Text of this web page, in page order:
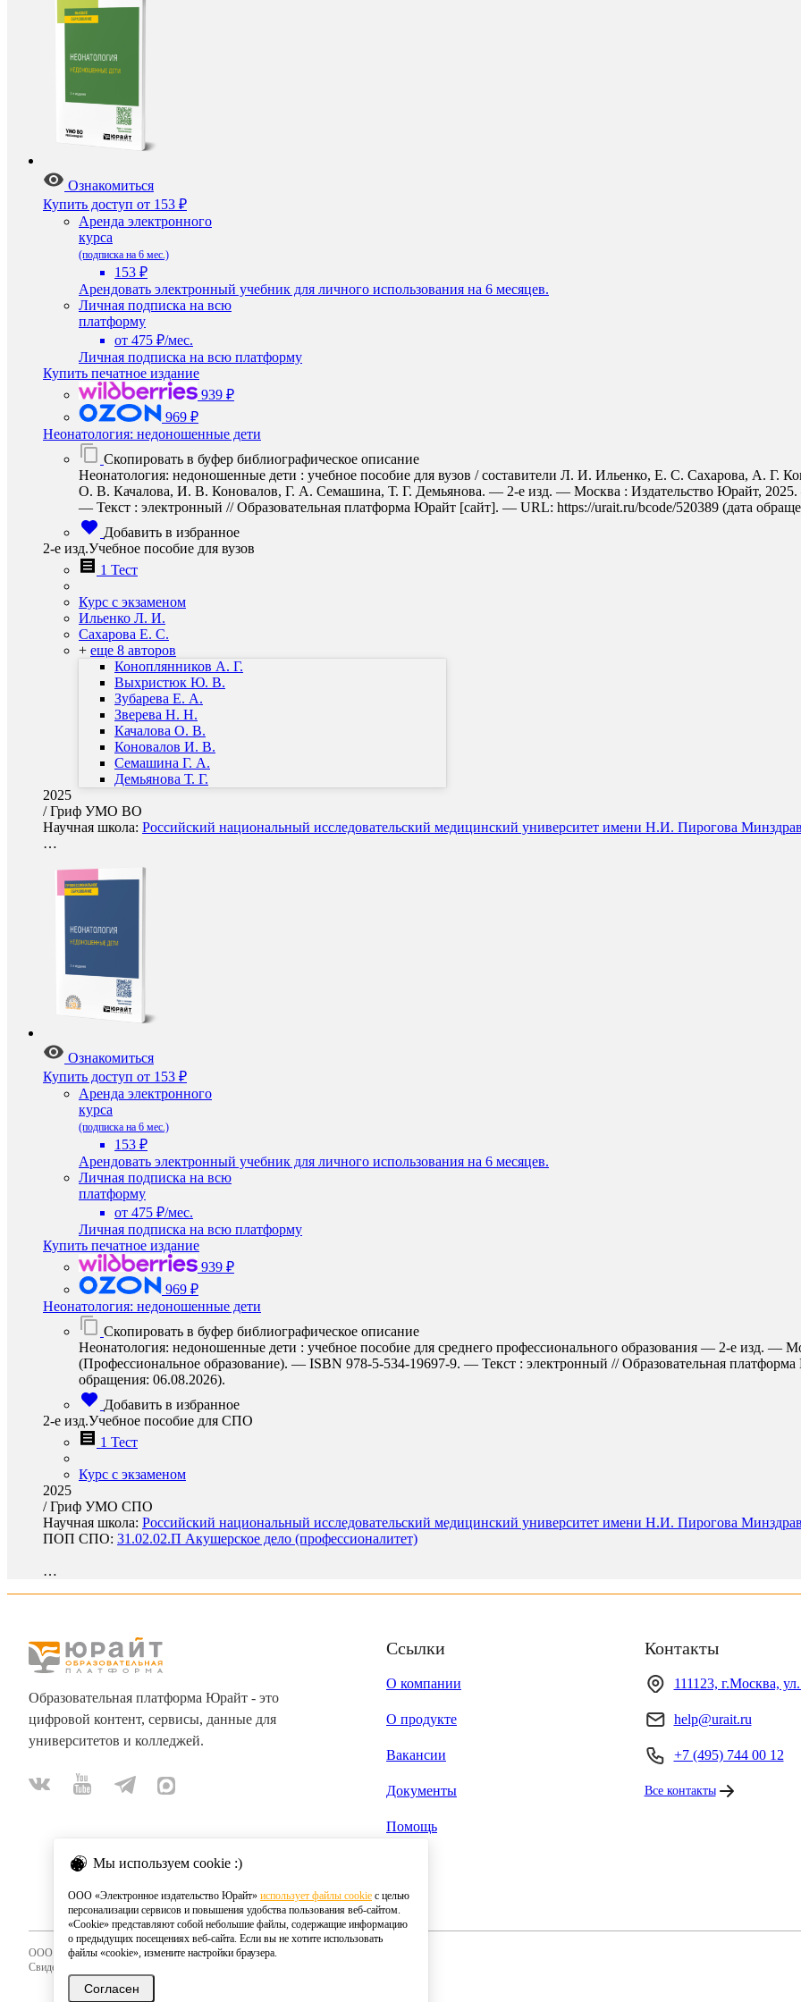
Ознакомиться
Купить доступ от 153 ₽
Аренда электронного
курса
(подписка на 6 мес.)
153 ₽
Арендовать электронный учебник для личного использования на 6 месяцев.
Личная подписка на всю
платформу
от 475 ₽/мес.
Личная подписка на всю платформу
Купить печатное издание
939 ₽
969 ₽
Неонатология: недоношенные дети
Скопировать в буфер библиографическое описание
Неонатология: недоношенные дети : учебное пособие для вузов / составители Л. И. Ильенко, Е. С. Сахарова, А.
О. В. Качалова, И. В. Коновалов, Г. А. Семашина, Т. Г. Демьянова. — 2-е изд. — Москва : Издательство Юрайт,
— Текст : электронный // Образовательная платформа Юрайт [сайт]. — URL: https://urait.ru/bcode/520389 (дата
Добавить в избранное
2-е изд.Учебное пособие для вузов
1 Тест
Курс с экзаменом
Ильенко Л. И.
Сахарова Е. С.
+ еще 8 авторов
Коноплянников А. Г.
Выхристюк Ю. В.
Зубарева Е. А.
Зверева Н. Н.
Качалова О. В.
Коновалов И. В.
Семашина Г. А.
Демьянова Т. Г.
2025
/Гриф УМО ВО
Научная школа: Российский национальный исследовательский медицинский университет имени Н.И. Пирогова
…
Ознакомиться
Купить доступ от 153 ₽
Аренда электронного
курса
(подписка на 6 мес.)
153 ₽
Арендовать электронный учебник для личного использования на 6 месяцев.
Личная подписка на всю
платформу
от 475 ₽/мес.
Личная подписка на всю платформу
Купить печатное издание
939 ₽
969 ₽
Неонатология: недоношенные дети
Скопировать в буфер библиографическое описание
Неонатология: недоношенные дети : учебное пособие для среднего профессионального образования — 2-е изд.
(Профессиональное образование). — ISBN 978-5-534-19697-9. — Текст : электронный // Образовательная
обращения: 06.08.2026).
Добавить в избранное
2-е изд.Учебное пособие для СПО
1 Тест
Курс с экзаменом
2025
/Гриф УМО СПО
Научная школа: Российский национальный исследовательский медицинский университет имени Н.И. Пирогова
ПОП СПО: 31.02.02.П Акушерское дело (профессионалитет)
…
Мы используем cookie :)
ООО «Электронное издательство Юрайт» использует файлы cookie с целью
персонализации сервисов и повышения удобства пользования веб-сайтом.
«Cookie» представляют собой небольшие файлы, содержащие информацию
о предыдущих посещениях веб-сайта. Если вы не хотите использовать
файлы «cookie», измените настройки браузера.
Согласен
Образовательная платформа Юрайт - это
цифровой контент, сервисы, данные для
университетов и колледжей.
Ссылки
О компании
О продукте
Вакансии
Документы
Помощь
Контакты
111123, г.Москва,
help@urait.ru
+7 (495) 744 00 12
Все контакты
ООО «Электронное издательство Юрайт»
Свидетельство о регистрации СМИ 2020